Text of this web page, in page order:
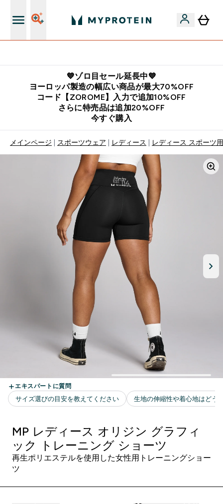
💙ゾロ目セール延長中💙
ヨーロッパ製造の幅広い商品が最大70%OFF
コード【ZOROME】入力で追加10%OFF
さらに特売品は追加20%OFF
今すぐ購入
メインページ スポーツウェア レディース レディース スポーツ
MP レディース オリジン グラフィ
ック トレーニング ショーツ
再生ポリエステルを使用した女性用トレーニングショー
ツ